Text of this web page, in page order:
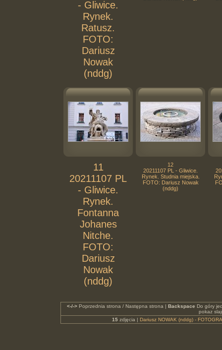
- Gliwice.
Rynek.
Ratusz.
FOTO:
Dariusz
Nowak
(nddg)
11
20211107 PL
- Gliwice.
Rynek.
Fontanna
Johanes
Nitche.
FOTO:
Dariusz
Nowak
(nddg)
12
20211107 PL - Gliwice.
Rynek. Studnia miejska.
FOTO: Dariusz Nowak
(nddg)
<-/->Poprzednia strona / Następna strona | Backspace Do góry
pokaz
15 zdjęcia | Dariusz NOWAK (nddg) -